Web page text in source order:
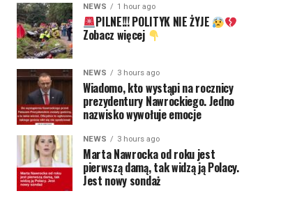
NEWS 1 hour ago
PILNE!!! POLITYK NIE ŻYJE
Zobacz więcej
NEWS 3 hours ago
Wiadomo, kto wystąpi na rocznicy
prezydentury Nawrockiego. Jedno
nazwisko wywołuje emocje
NEWS 3 hours ago
Marta Nawrocka od roku jest
pierwszą damą, tak widzą ją Polacy.
Jest nowy sondaż